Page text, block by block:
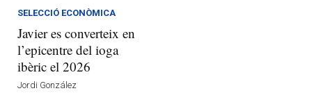
SELECCIÓ ECONÒMICA
Javier es converteix en
l’epicentre del ioga
ibèric el 2026
Jordi González